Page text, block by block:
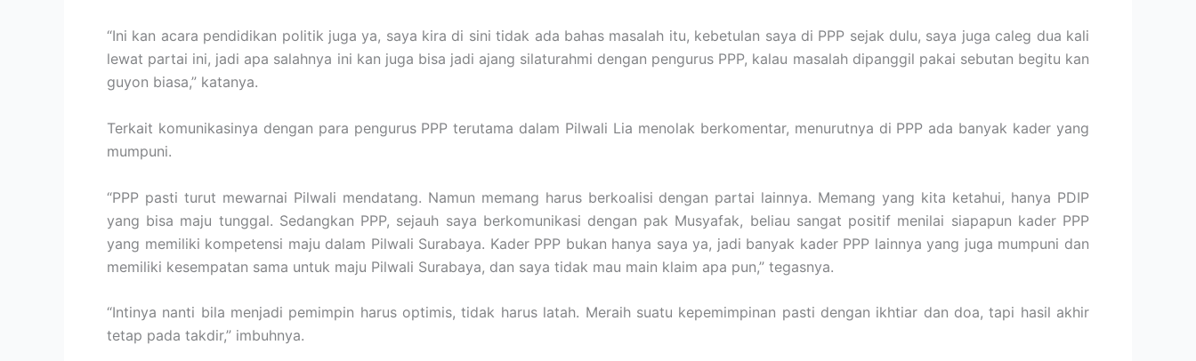
“Ini kan acara pendidikan politik juga ya, saya kira di sini tidak ada bahas masalah itu, kebetulan saya di PPP sejak dulu, saya juga caleg dua kali
lewat partai ini, jadi apa salahnya ini kan juga bisa jadi ajang silaturahmi dengan pengurus PPP, kalau masalah dipanggil pakai sebutan begitu kan
guyon biasa,” katanya.
Terkait komunikasinya dengan para pengurus PPP terutama dalam Pilwali Lia menolak berkomentar, menurutnya di PPP ada banyak kader yang
mumpuni.
“PPP pasti turut mewarnai Pilwali mendatang. Namun memang harus berkoalisi dengan partai lainnya. Memang yang kita ketahui, hanya PDIP
yang bisa maju tunggal. Sedangkan PPP, sejauh saya berkomunikasi dengan pak Musyafak, beliau sangat positif menilai siapapun kader PPP
yang memiliki kompetensi maju dalam Pilwali Surabaya. Kader PPP bukan hanya saya ya, jadi banyak kader PPP lainnya yang juga mumpuni dan
memiliki kesempatan sama untuk maju Pilwali Surabaya, dan saya tidak mau main klaim apa pun,” tegasnya.
“Intinya nanti bila menjadi pemimpin harus optimis, tidak harus latah. Meraih suatu kepemimpinan pasti dengan ikhtiar dan doa, tapi hasil akhir
tetap pada takdir,” imbuhnya.